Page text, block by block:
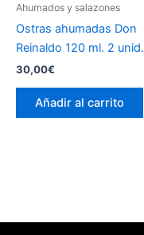
Ahumados y salazones
Ostras ahumadas Don
Reinaldo 120 ml. 2 unid.
30,00€
Añadir al carrito